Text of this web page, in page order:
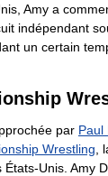
Amy a
indépendant
un certain
par Paul
Wrestling ,
Unis. Amy